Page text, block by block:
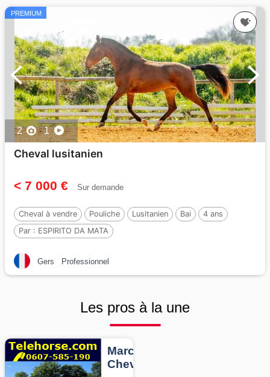
PREMIUM
2 1
Cheval lusitanien
< 7 000 € Sur demande
Cheval à vendre Pouliche Lusitanien Bai
4 ans
Par : ESPIRITO DA MATA
Gers Professionnel
Les pros à la une
Marcheurs
Chevaux